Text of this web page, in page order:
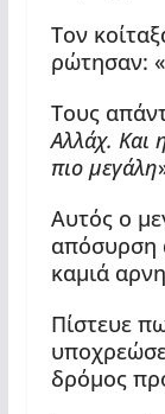
Τον
ρώτησαν: «
Τους
Αλλάχ. Και
πιο μεγάλη
Αυτός ο
απόσυρση
καμιά
Πίστευε
δρόμος